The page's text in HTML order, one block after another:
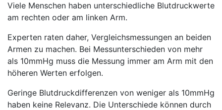
Viele Menschen haben unterschiedliche Blutdruckwerte
am rechten oder am linken Arm.
Experten raten daher, Vergleichsmessungen an beiden
Armen zu machen. Bei Messunterschieden von mehr
als 10mmHg muss die Messung immer am Arm mit den
höheren Werten erfolgen.
Geringe Blutdruckdifferenzen von weniger als 10mmHg
haben keine Relevanz. Die Unterschiede können durch